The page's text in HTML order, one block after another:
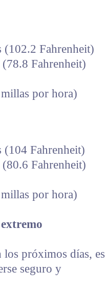
(102.2 Fahrenheit)
Fahrenheit)
por hora)
(104 Fahrenheit)
Fahrenheit)
por hora)
los próximos días, es
seguro y